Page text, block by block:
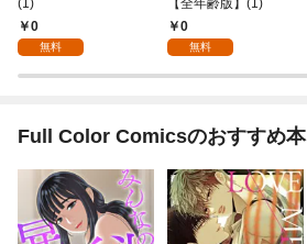
(1)
0
無料
【全年齢版】(1)
0
無料
Full Color Comicsのおすすめ本